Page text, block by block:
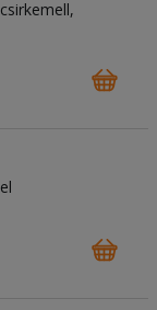
csirkemell